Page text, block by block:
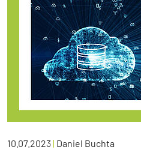
10.07.2023| Daniel Buchta